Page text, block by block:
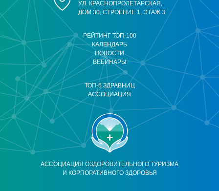
АССОЦИАЦИЯ ОЗДОРОВИТЕЛЬНОГО ТУРИЗМА
И КОРПОРАТИВНОГО ЗДОРОВЬЯ
РЕЙТИНГ ТОП-100
КАЛЕНДАРЬ
НОВОСТИ
ВЕБИНАРЫ
ТОП-5 ЗДРАВНИЦ
АССОЦИАЦИЯ
УЛ. КРАСНОПРОЛЕТАРСКАЯ,
ДОМ 30, СТРОЕНИЕ 1, ЭТАЖ 3